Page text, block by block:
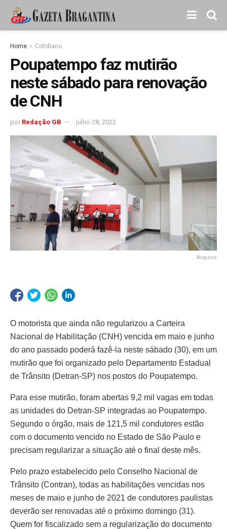
Home Cotidiano
Poupatempo faz mutirão
neste sábado para renovação
de CNH
por Redação GB julho 28, 2022
Arquivo
O motorista que ainda não regularizou a Carteira
Nacional de Habilitação (CNH) vencida em maio e junho
do ano passado poderá fazê-la neste sábado (30), em um
mutirão que foi organizado pelo Departamento Estadual
de Trânsito (Detran-SP) nos postos do Poupatempo.
Para esse mutirão, foram abertas 9,2 mil vagas em todas
as unidades do Detran-SP integradas ao Poupatempo.
Segundo o órgão, mais de 121,5 mil condutores estão
com o documento vencido no Estado de São Paulo e
precisam regularizar a situação até o final deste mês.
Pelo prazo estabelecido pelo Conselho Nacional de
Trânsito (Contran), todas as habilitações vencidas nos
meses de maio e junho de 2021 de condutores paulistas
deverão ser renovadas até o próximo domingo (31).
Quem for fiscalizado sem a regularização do documento